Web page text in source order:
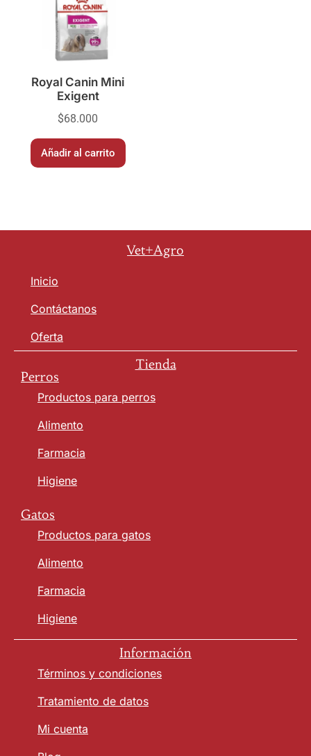
Royal Canin Mini
Exigent
$68.000
Añadir al carrito
Vet+Agro
Inicio
Contáctanos
Oferta
Tienda
Perros
Productos para perros
Alimento
Farmacia
Higiene
Gatos
Productos para gatos
Alimento
Farmacia
Higiene
Información
Términos y condiciones
Tratamiento de datos
Mi cuenta